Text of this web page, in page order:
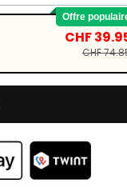
Offre
CHF
CHF